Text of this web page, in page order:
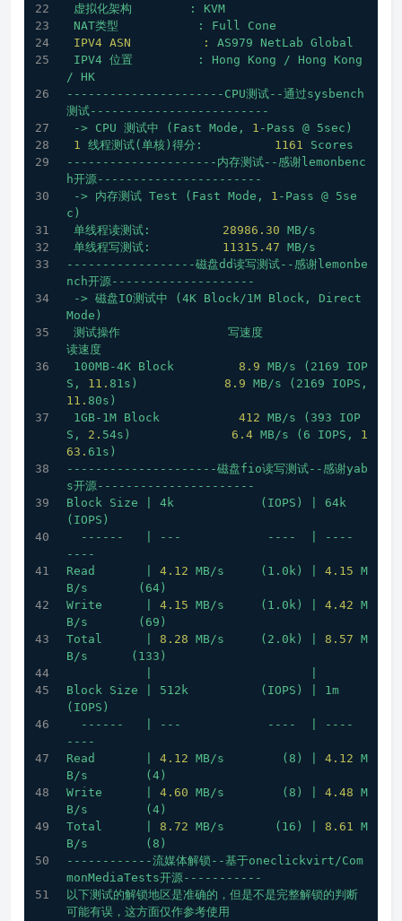
虚拟化架构
:
KVM
NAT类型
: Full
Cone
IPV4 ASN          :
AS979 NetLab Global
IPV4 位置 : Hong Kong / Hong
Kong
/
HK
----------------------CPU测试--通过sysbench
测试-------------------------
->
CPU 测试中 (Fast Mode, 1 -Pass @ 5sec)
1 线程测试(单核)得分: 1161 Scores
---------------------内存测试--感谢lemonbenc
h开源-----------------------
->
内存测试 Test (Fast Mode, 1 -Pass @ 5se
c)
单线程读测试:
28986.30 MB/s
单线程写测试:
11315.47 MB/s
------------------磁盘dd读写测试--感谢lemonbe
nch开源--------------------
-> 磁盘IO测试中 (4K Block/1M Block,
Direct
Mode)
测试操作
写速度
读速度
100MB-4K Block 8.9 MB/s (2169
IOP
S,
11. 81s) 8.9 MB/s (2169
IOPS,
11. 80s)
1GB-1M Block 412 MB/s (393
IOP
S,
2. 54s) 6.4 MB/s (6 IOPS,
1
63. 61s)
---------------------磁盘fio读写测试--感谢yab
s开源----------------------
Block Size 4k (IOPS)
64k
(IOPS)
------
--- ----
----
----
Read
4.12 MB/s (1.0k) 4.15 M
B/s
(64)
Write
4.15 MB/s (1.0k) 4.42 M
B/s
(69)
Total
8.28 MB/s (2.0k) 8.57 M
B/s
(133)
Block Size 512k (IOPS)
1m
(IOPS)
------
--- ----
----
----
Read
4.12 MB/s (8) 4.12 M
B/s
(4)
Write
4.60 MB/s (8) 4.48 M
B/s
(4)
Total
8.72 MB/s (16) 8.61 M
B/s
(8)
------------流媒体解锁--基于oneclickvirt/Com
monMediaTests开源-----------
以下测试的解锁地区是准确的，但是不是完整解锁的判断
可能有误，这方面仅作参考使用